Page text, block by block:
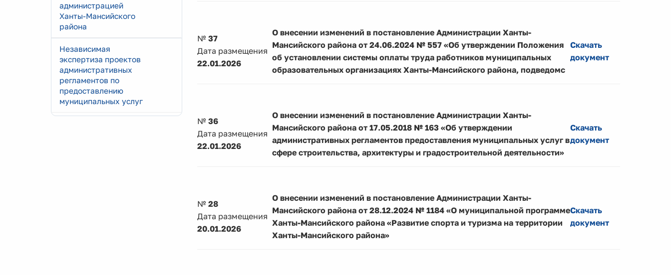
администрацией
Ханты-Мансийского
района
Независимая
экспертиза проектов
административных
регламентов по
предоставлению
муниципальных услуг
№ 37
Дата размещения
22.01.2026
О внесении изменений в постановление Администрации Ханты-
Мансийского района от 24.06.2024 № 557 «Об утверждении Положения
об установлении системы оплаты труда работников муниципальных
образовательных организациях Ханты-Мансийского района, подведомс
Скачать
документ
№ 36
Дата размещения
22.01.2026
О внесении изменений в постановление Администрации Ханты-
Мансийского района от 17.05.2018 № 163 «Об утверждении
административных регламентов предоставления муниципальных услуг в
сфере строительства, архитектуры и градостроительной деятельности»
Скачать
документ
№ 28
Дата размещения
20.01.2026
О внесении изменений в постановление Администрации Ханты-
Мансийского района от 28.12.2024 № 1184 «О муниципальной программе
Ханты-Мансийского района «Развитие спорта и туризма на территории
Ханты-Мансийского района»
Скачать
документ